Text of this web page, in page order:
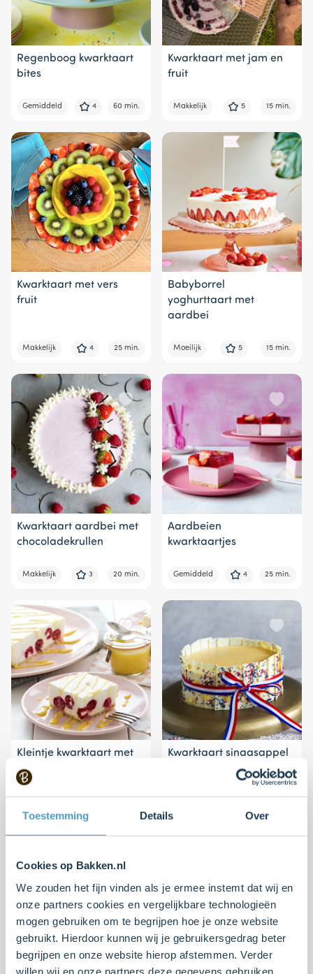
Toestemming Details Over
Cookies op Bakken.nl
We zouden het fijn vinden als je ermee instemt dat wij en
onze partners cookies en vergelijkbare technologieën
mogen gebruiken om te begrijpen hoe je onze website
gebruikt. Hierdoor kunnen wij je gebruikersgedrag beter
begrijpen en onze website hierop afstemmen. Verder
willen wij en onze partners deze gegevens gebruiken
Regenboog kwarktaart
bites
Gemiddeld 4 60 min.
Kwarktaart met jam en
fruit
Makkelijk 5 15 min.
Kwarktaart met vers
fruit
Makkelijk 4 25 min.
Babyborrel
yoghurttaart met
aardbei
Moeilijk 5 15 min.
Kwarktaart aardbei met
chocoladekrullen
Makkelijk 3 20 min.
Aardbeien
kwarktaartjes
Gemiddeld 4 25 min.
Kleintje kwarktaart met
frambozen en lemon
curd
Moeilijk 4
Kwarktaart sinaasappel
chocoladedecoratie
20 min.